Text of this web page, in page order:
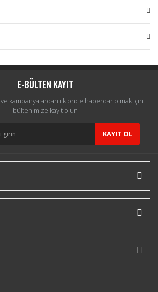
Yorum Yaz
E-BÜLTEN KAYIT
kampanyalardan ilk önce haberdar olmak için
bültenimize kayıt olun
KAYIT OL